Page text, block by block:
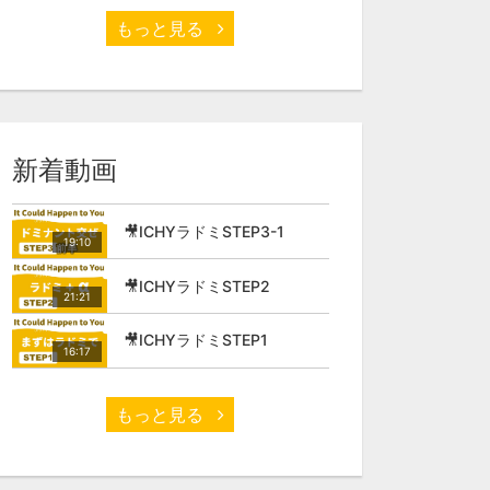
もっと見る
新着動画
19:10
🎥ICHYラドミSTEP3-1
21:21
🎥ICHYラドミSTEP2
16:17
🎥ICHYラドミSTEP1
もっと見る